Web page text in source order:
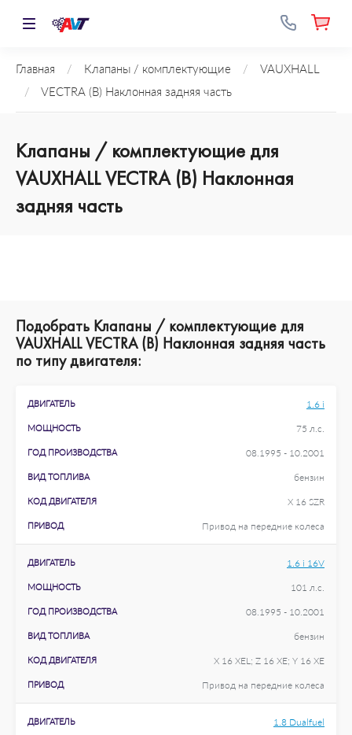
Главная / Клапаны / комплектующие /
VAUXHALL
/
VECTRA (B) Наклонная задняя часть
Клапаны / комплектующие для
VAUXHALL VECTRA (B) Наклонная
задняя часть
Подобрать Клапаны / комплектующие для
VAUXHALL VECTRA (B) Наклонная задняя часть
по типу двигателя:
ДВИГАТЕЛЬ 1.6 i
МОЩНОСТЬ 75 л.с.
ГОД ПРОИЗВОДСТВА 08.1995 - 10.2001
ВИД ТОПЛИВА бензин
КОД ДВИГАТЕЛЯ X 16 SZR
ПРИВОД Привод на передние колеса
ДВИГАТЕЛЬ 1.6 i 16V
МОЩНОСТЬ 101 л.с.
ГОД ПРОИЗВОДСТВА 08.1995 - 10.2001
ВИД ТОПЛИВА бензин
КОД ДВИГАТЕЛЯ X 16 XEL; Z 16 XE; Y 16 XE
ПРИВОД Привод на передние колеса
ДВИГАТЕЛЬ 1.8 Dualfuel